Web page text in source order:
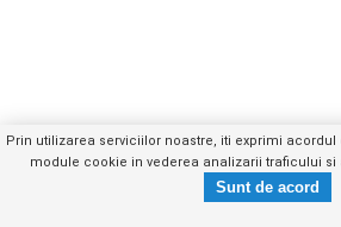
Prin utilizarea serviciilor noastre, iti exprimi
module cookie in vederea analizarii traficului